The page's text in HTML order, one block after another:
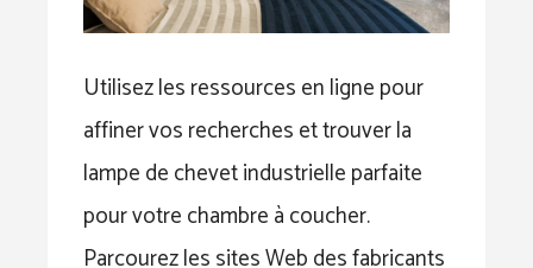
Utilisez les ressources en ligne pour
affiner vos recherches et trouver la
lampe de chevet industrielle parfaite
pour votre chambre à coucher.
Parcourez les sites Web des fabricants